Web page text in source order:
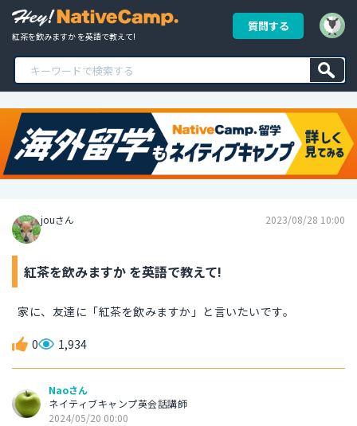
紅茶を飲みますか を英語で教えて!
質問する
jouさん 2023/08/28 10:00
紅茶を飲みますか を英語で教えて!
家に、友達に「紅茶を飲みますか」と言いたいです。
0 1,934
Naoさん
ネイティブキャンプ英会話講師
2024/05/20 00:00